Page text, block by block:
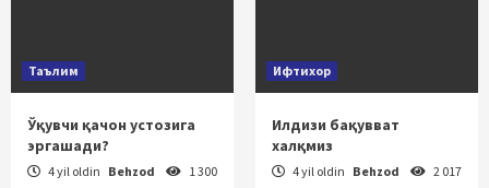
Таълим
Ўқувчи қачон устозига
эргашади?
4 yil oldin Behzod 1 300
Ифтихор
Илдизи бақувват
халқмиз
4 yil oldin Behzod 2 017